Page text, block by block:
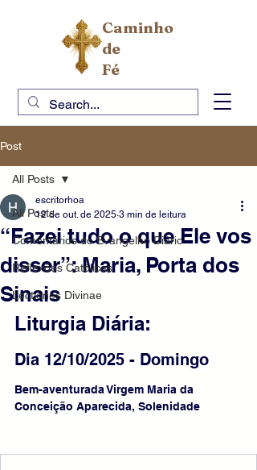
Caminho
de
Fé
Post
All Posts
Comentários do Evangelho Diário
Reflexões Católicas
Lectiones Divinae
All Posts
“Fazei tudo o que Ele vos
disser”: Maria, Porta dos
Sinais
escritorhoa
12 de out. de 2025 3 min de leitura
Liturgia Diária:
Dia 12/10/2025 - Domingo
Bem-aventurada Virgem Maria da
Conceição Aparecida, Solenidade